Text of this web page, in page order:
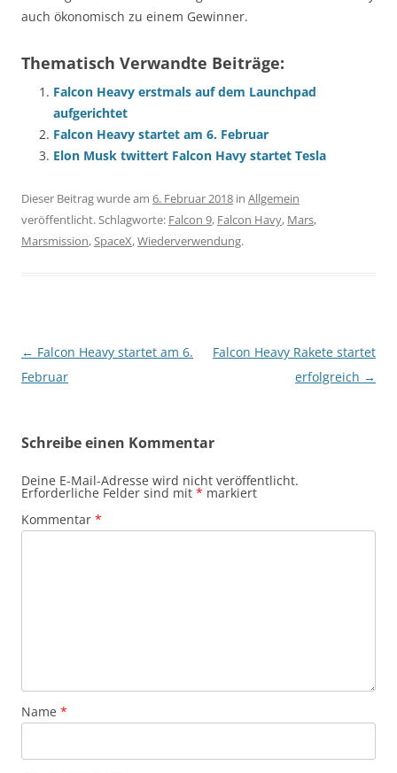
auch ökonomisch zu einem Gewinner.
Thematisch Verwandte Beiträge:
Falcon Heavy erstmals auf dem Launchpad
aufgerichtet
Falcon Heavy startet am 6. Februar
Elon Musk twittert Falcon Havy startet Tesla
Dieser Beitrag wurde am 6. Februar 2018 in Allgemein
veröffentlicht. Schlagworte: Falcon 9, Falcon Havy, Mars,
Marsmission,SpaceX,Wiederverwendung.
Beitragsnavigation
← Falcon Heavy startet am 6.
Februar
Falcon Heavy Rakete startet
erfolgreich →
Schreibe einen Kommentar
Deine E-Mail-Adresse wird nicht veröffentlicht.
Erforderliche Felder sind mit * markiert
Kommentar *
Name *